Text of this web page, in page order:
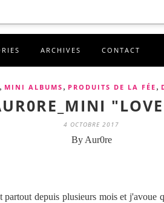
ARCHIVES CONTACT
, MINI ALBUMS , PRODUITS DE LA FÉE ,
4 OCTOBRE 2017
By Aur0re
partout depuis plusieurs mois et j'avoue